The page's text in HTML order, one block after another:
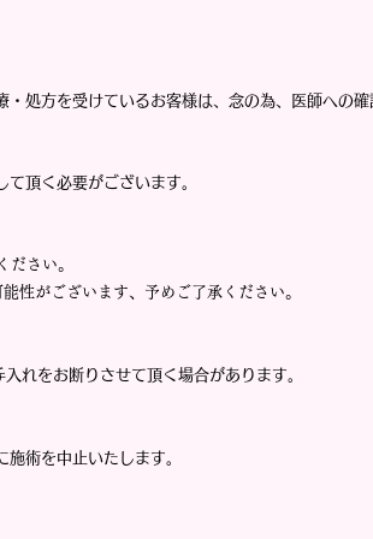
処方を受けているお客様は、念の為、医師への確
頂く必要がございます。
ださい。
性がございます、予めご了承ください。
れをお断りさせて頂く場合があります。
術を中止いたします。